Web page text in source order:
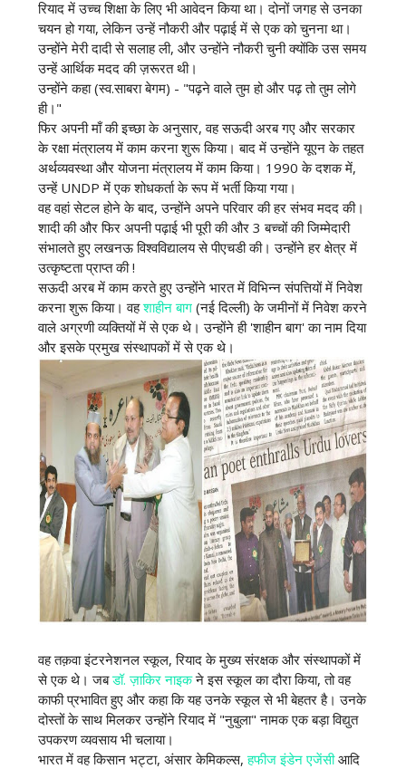
रियाद में उच्च शिक्षा के लिए भी आवेदन किया था। दोनों जगह से उनका
चयन हो गया, लेकिन उन्हें नौकरी और पढ़ाई में से एक को चुनना था।
उन्होंने मेरी दादी से सलाह ली, और उन्होंने नौकरी चुनी क्योंकि उस समय
उन्हें आर्थिक मदद की ज़रूरत थी।
उन्होंने कहा (स्व.साबरा बेगम) - "पढ़ने वाले तुम हो और पढ़ तो तुम लोगे
ही।"
फिर अपनी माँ की इच्छा के अनुसार, वह सऊदी अरब गए और सरकार
के रक्षा मंत्रालय में काम करना शुरू किया। बाद में उन्होंने यूएन के तहत
अर्थव्यवस्था और योजना मंत्रालय में काम किया। 1990 के दशक में,
उन्हें UNDP में एक शोधकर्ता के रूप में भर्ती किया गया।
वह वहां सेटल होने के बाद, उन्होंने अपने परिवार की हर संभव मदद की।
शादी की और फिर अपनी पढ़ाई भी पूरी की और 3 बच्चों की जिम्मेदारी
संभालते हुए लखनऊ विश्वविद्यालय से पीएचडी की। उन्होंने हर क्षेत्र में
उत्कृष्टता प्राप्त की !
सऊदी अरब में काम करते हुए उन्होंने भारत में विभिन्न संपत्तियों में निवेश
करना शुरू किया। वहशाहीन बाग(नई दिल्ली) के जमीनों में निवेश करने
वाले अग्रणी व्यक्तियों में से एक थे। उन्होंने ही 'शाहीन बाग' का नाम दिया
और इसके प्रमुख संस्थापकों में से एक थे।
वह तक़वा इंटरनेशनल स्कूल, रियाद के मुख्य संरक्षक और संस्थापकों में
से एक थे। जबडॉ. ज़ाकिर नाइकने इस स्कूल का दौरा किया, तो वह
काफी प्रभावित हुए और कहा कि यह उनके स्कूल से भी बेहतर है। उनके
दोस्तों के साथ मिलकर उन्होंने रियाद में "नुबुला" नामक एक बड़ा विद्युत
उपकरण व्यवसाय भी चलाया।
भारत में वह किसान भट्टा, अंसार केमिकल्स,हफीज इंडेन एजेंसीआदि